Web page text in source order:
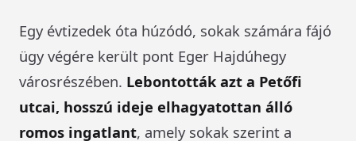
Egy évtizedek óta húzódó, sokak számára fájó
ügy végére került pont Eger Hajdúhegy
városrészében. Lebontották azt a Petőfi
utcai, hosszú ideje elhagyatottan álló
romos ingatlant, amely sokak szerint a